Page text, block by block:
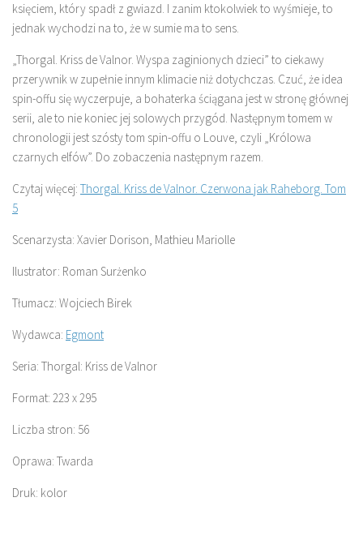
księciem, który spadł z gwiazd. I zanim ktokolwiek to wyśmieje, to
jednak wychodzi na to, że w sumie ma to sens.
„Thorgal. Kriss de Valnor. Wyspa zaginionych dzieci” to ciekawy
przerywnik w zupełnie innym klimacie niż dotychczas. Czuć, że idea
spin-offu się wyczerpuje, a bohaterka ściągana jest w stronę głównej
serii, ale to nie koniec jej solowych przygód. Następnym tomem w
chronologii jest szósty tom spin-offu o Louve, czyli „Królowa
czarnych elfów”. Do zobaczenia następnym razem.
Czytaj więcej: Thorgal. Kriss de Valnor. Czerwona jak Raheborg. Tom
5
Scenarzysta: Xavier Dorison, Mathieu Mariolle
Ilustrator: Roman Surżenko
Tłumacz: Wojciech Birek
Wydawca: Egmont
Seria: Thorgal: Kriss de Valnor
Format: 223 x 295
Liczba stron: 56
Oprawa: Twarda
Druk: kolor